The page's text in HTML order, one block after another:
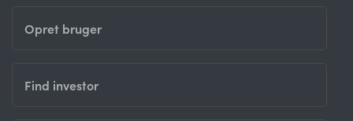
Opret bruger
Find investor